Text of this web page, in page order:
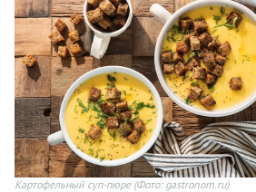
Картофельный суп-пюре(Фото: gastronom.ru)